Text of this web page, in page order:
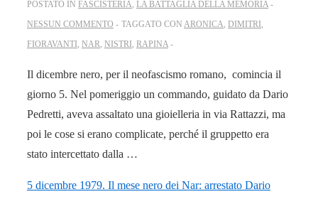
POSTATO IN FASCISTERIA LA BATTAGLIA DELLA MEMORIA
NESSUN COMMENTO
TAGGATO CON ARONICA DIMITRI
FIORAVANTI NAR NISTRI RAPINA
Il dicembre nero, per il neofascismo romano, comincia il
giorno 5. Nel pomeriggio un commando, guidato da Dario
Pedretti, aveva assaltato una gioielleria in via Rattazzi, ma
poi le cose si erano complicate, perché il gruppetto era
stato intercettato dalla …
5 dicembre 1979. Il mese nero dei Nar: arrestato Dario